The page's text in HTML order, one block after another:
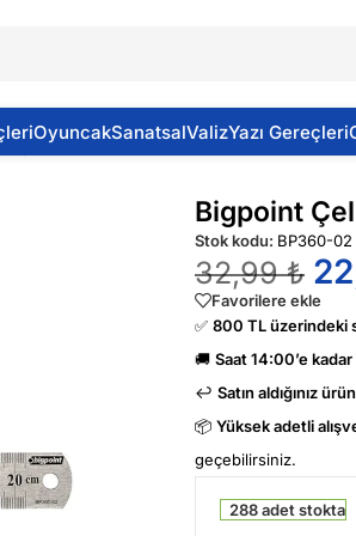
OyuncakSanatsalValizYazı Gereçleri
Çelik Cetvel 20cm
Bigpoint
Stok kodu: BP360-02
32,99₺
Favorilere ekle
✅ 800 TL üzerindeki
🚚 Saat 14:00’e
↩️ Satın aldığınız
📦 Yüksek adetli
geçebilirsiniz.
288 adet stokta